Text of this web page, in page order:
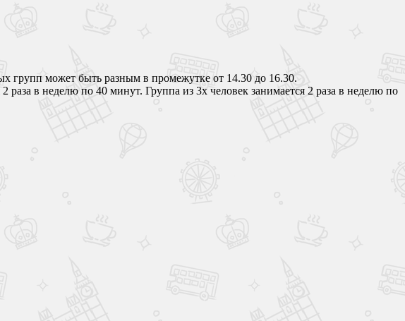
групп может быть разным в промежутке от 14.30 до 16.30.
в неделю по 40 минут. Группа из 3х человек занимается 2 раза в неделю по